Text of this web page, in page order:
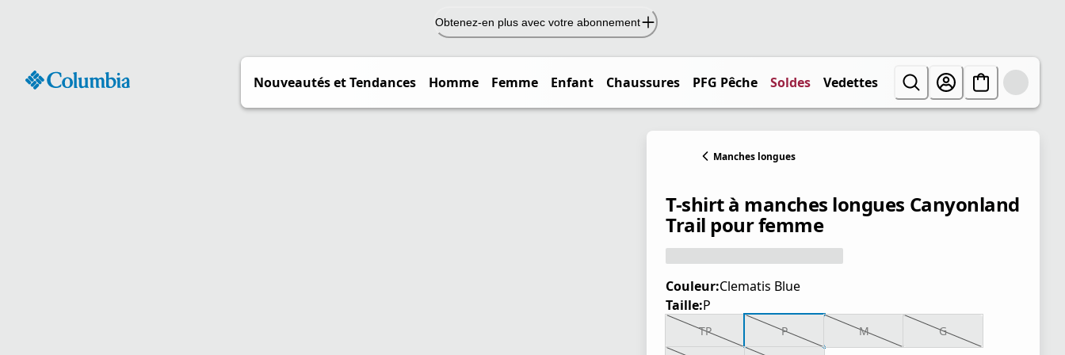
Obtenez-en plus avec votre abonnement
Nouveautés et Tendances Homme Femme Enfant Chaussures PFG Pêche Soldes Vedettes
Manches longues
T-shirt à manches longues Canyonland
Trail pour femme
Couleur:Clematis Blue
Taille:P
TP P M G